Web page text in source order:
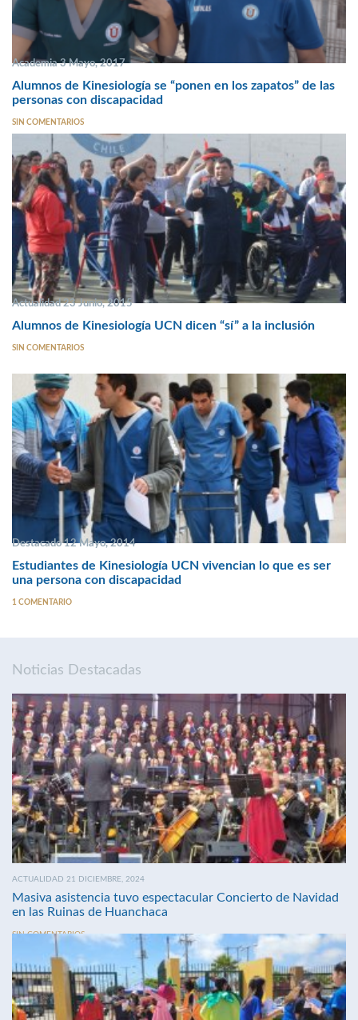
Academia 3 Mayo, 2017
Alumnos de Kinesiología se “ponen en los zapatos” de las
personas con discapacidad
SIN COMENTARIOS
Actualidad 23 Junio, 2015
Alumnos de Kinesiología UCN dicen “sí” a la inclusión
SIN COMENTARIOS
Destacado 12 Mayo, 2014
Estudiantes de Kinesiología UCN vivencian lo que es ser
una persona con discapacidad
1 COMENTARIO
Noticias Destacadas
ACTUALIDAD 21 DICIEMBRE, 2024
Masiva asistencia tuvo espectacular Concierto de Navidad
en las Ruinas de Huanchaca
SIN COMENTARIOS